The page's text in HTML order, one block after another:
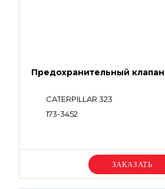
Предохранительный клапан
CATERPILLAR 323
173-3452
Уточняйте цену